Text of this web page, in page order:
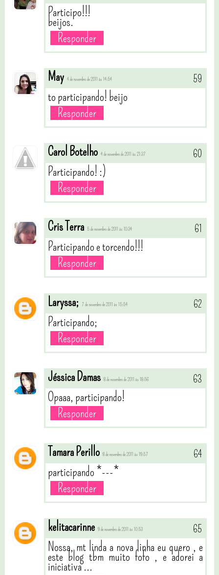
Participo!!!
beijos.
Responder
May 4 de novembro de 2011 às 14:54
to participando! beijo
Responder
Carol Botelho 4 de novembro de 2011 às 21:37
Participando! :)
Responder
Cris Terra 5 de novembro de 2011 às 10:34
Participando e torcendo!!!
Responder
Laryssa; 7 de novembro de 2011 às 15:54
Participando;
Responder
Jéssica Damas 8 de novembro de 2011 às 18:56
Opaaa, participando!
Responder
Tamara Perillo 8 de novembro de 2011 às 19:57
participando *---*
Responder
kelitacarinne 9 de novembro de 2011 às 10:53
Nossa, mt linda a nova linha eu quero , e
este blog tbm muito fofo , e adorei a
iniciativa ...